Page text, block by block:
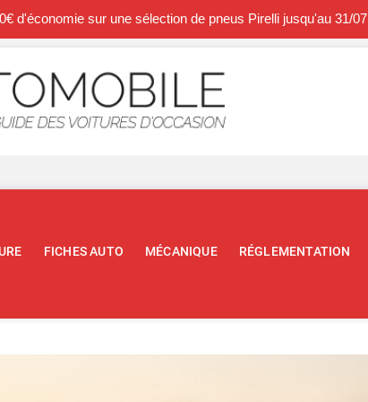
d'économie sur une sélection de pneus Pirelli jusqu'au 31/07
FICHES AUTO MÉCANIQUE RÉGLEMENTATION